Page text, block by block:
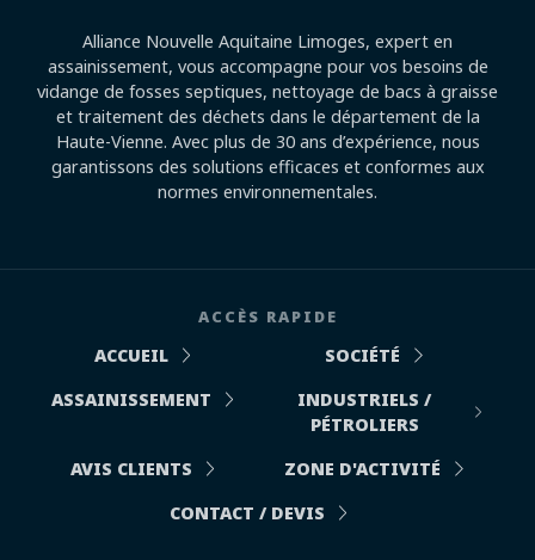
Alliance Nouvelle Aquitaine Limoges, expert en
assainissement, vous accompagne pour vos besoins de
vidange de fosses septiques, nettoyage de bacs à graisse
et traitement des déchets dans le département de la
Haute-Vienne. Avec plus de 30 ans d’expérience, nous
garantissons des solutions efficaces et conformes aux
normes environnementales.
ACCÈS RAPIDE
ACCUEIL
SOCIÉTÉ
ASSAINISSEMENT
INDUSTRIELS /
PÉTROLIERS
AVIS CLIENTS
ZONE D'ACTIVITÉ
CONTACT / DEVIS